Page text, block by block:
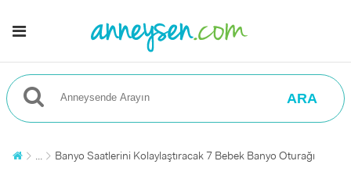
ARA
... Banyo Saatlerini Kolaylaştıracak 7 Bebek Banyo Oturağı